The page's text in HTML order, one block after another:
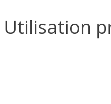
Utilisation